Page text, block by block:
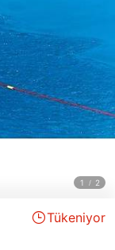
Tükeniyor